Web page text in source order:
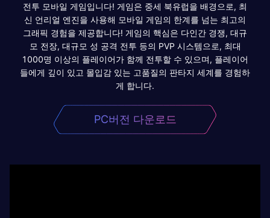
전투 모바일 게임입니다! 게임은 중세 북유럽을 배경으로, 최
신 언리얼 엔진을 사용해 모바일 게임의 한계를 넘는 최고의
그래픽 경험을 제공합니다! 게임의 핵심은 다인간 경쟁, 대규
모 전장, 대규모 성 공격 전투 등의 PVP 시스템으로, 최대
1000명 이상의 플레이어가 함께 전투할 수 있으며, 플레이어
들에게 깊이 있고 몰입감 있는 고품질의 판타지 세계를 경험하
게 합니다.
PC버전 다운로드